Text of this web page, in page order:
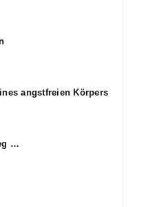
angstfreien Körpers
…